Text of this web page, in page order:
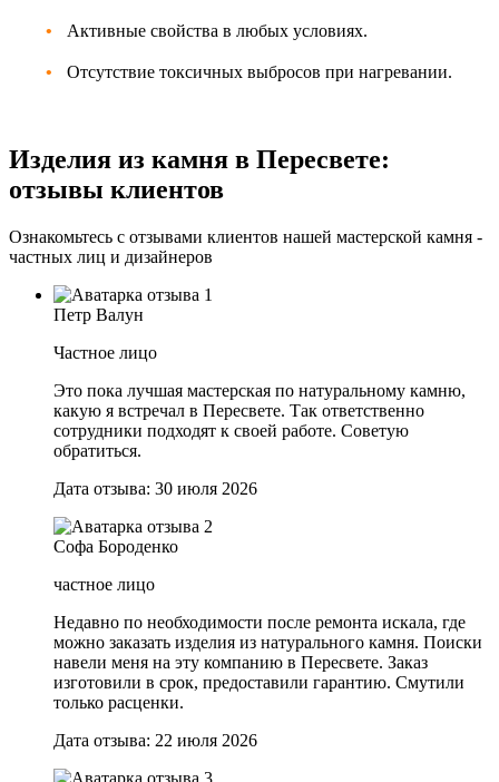
Активные свойства в любых условиях.
Отсутствие токсичных выбросов при нагревании.
Изделия из камня в Пересвете:
отзывы клиентов
Ознакомьтесь с отзывами клиентов нашей мастерской камня -
частных лиц и дизайнеров
Петр Валун
Частное лицо
Это пока лучшая мастерская по натуральному камню,
какую я встречал в Пересвете. Так ответственно
сотрудники подходят к своей работе. Советую
обратиться.
Дата отзыва: 30 июля 2026
Софа Бороденко
частное лицо
Недавно по необходимости после ремонта искала, где
можно заказать изделия из натурального камня. Поиски
навели меня на эту компанию в Пересвете. Заказ
изготовили в срок, предоставили гарантию. Смутили
только расценки.
Дата отзыва: 22 июля 2026